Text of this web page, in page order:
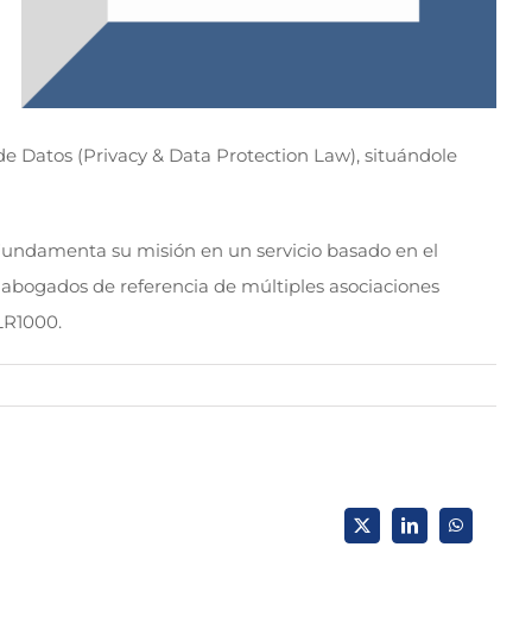
Datos (Privacy & Data Protection Law), situándole
su misión en un servicio basado en el
de referencia de múltiples asociaciones
X LinkedInWhatsApp